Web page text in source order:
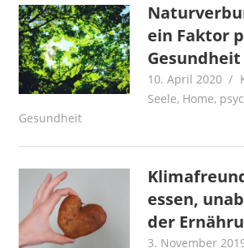
ein Faktor
Gesundheit
10. April 2020
Seele, Home,
Gesundheit
essen,
der
3. November